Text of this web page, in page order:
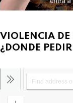
VIOLENCIA DE
¿DONDE